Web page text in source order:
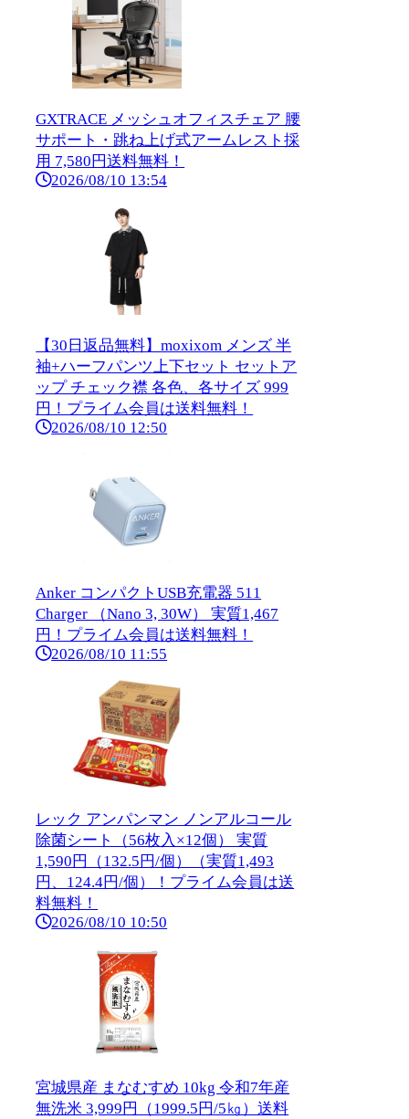
GXTRACE メッシュオフィスチェア 腰
サポート・跳ね上げ式アームレスト採
用 7,580円送料無料！
2026/08/10 13:54
【30日返品無料】moxixom メンズ 半
袖+ハーフパンツ上下セット セットア
ップ チェック襟 各色、各サイズ 999
円！プライム会員は送料無料！
2026/08/10 12:50
Anker コンパクトUSB充電器 511
Charger （Nano 3, 30W） 実質1,467
円！プライム会員は送料無料！
2026/08/10 11:55
レック アンパンマン ノンアルコール
除菌シート（56枚入×12個） 実質
1,590円（132.5円/個）（実質1,493
円、124.4円/個）！プライム会員は送
料無料！
2026/08/10 10:50
宮城県産 まなむすめ 10kg 令和7年産
無洗米 3,999円（1999.5円/5㎏）送料